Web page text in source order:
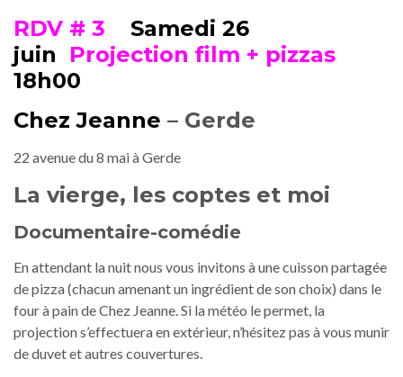
RDV # 3 Samedi 26
juin Projection film + pizzas
18h00
Chez Jeanne – Gerde
22 avenue du 8 mai à Gerde
La vierge, les coptes et moi
Documentaire-comédie
En attendant la nuit nous vous invitons à une cuisson partagée
de pizza (chacun amenant un ingrédient de son choix) dans le
four à pain de Chez Jeanne. Si la météo le permet, la
projection s’effectuera en extérieur, n’hésitez pas à vous munir
de duvet et autres couvertures.